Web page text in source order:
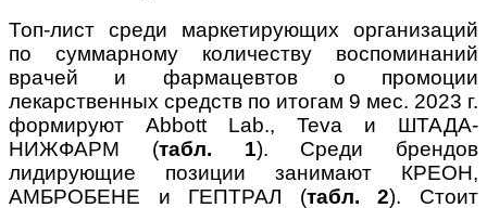
Топ-лист среди маркетирующих организаций
по суммарному количеству воспоминаний
врачей и фармацевтов о промоции
лекарственных средств по итогам 9 мес. 2023 г.
формируют Abbott Lab., Teva и ШТАДА-
НИЖФАРМ (табл. 1). Среди брендов
лидирующие позиции занимают КРЕОН,
АМБРОБЕНЕ и ГЕПТРАЛ (табл. 2). Стоит